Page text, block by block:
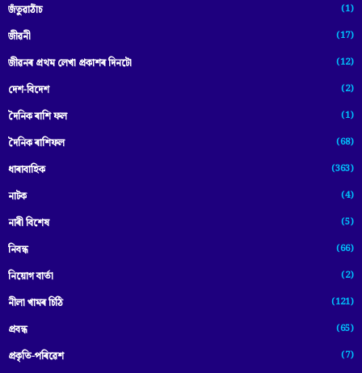
জঁতুৱাঠাঁচ (1)
জীৱনী (17)
জীৱনৰ প্ৰথম লেখা প্ৰকাশৰ দিনটো (12)
দেশ-বিদেশ (2)
দৈনিক ৰাশি ফল (1)
দৈনিক ৰাশিফল (68)
ধাৰাবাহিক (363)
নাটক (4)
নাৰী বিশেষ (5)
নিবন্ধ (66)
নিয়োগ বাৰ্তা (2)
নীলা খামৰ চিঠি (121)
প্রবন্ধ (65)
প্ৰকৃতি-পৰিৱেশ (7)